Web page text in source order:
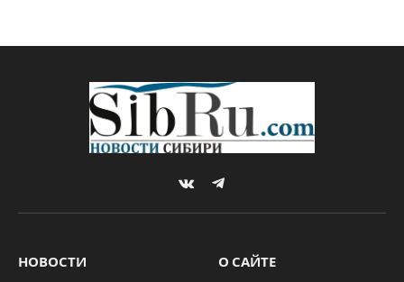
VKontakteTelegram
НОВОСТИ О САЙТЕ